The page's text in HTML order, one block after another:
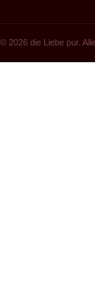
© 2026 die Liebe pur.